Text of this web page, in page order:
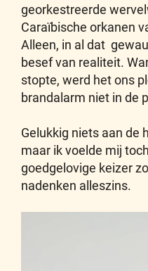
georkestreerde
Caraïbische orkanen
Alleen, in al dat
besef van realiteit.
stopte, werd het ons
brandalarm niet in de
Gelukkig niets aan de
maar ik voelde mij
goedgelovige keizer
nadenken alleszins.